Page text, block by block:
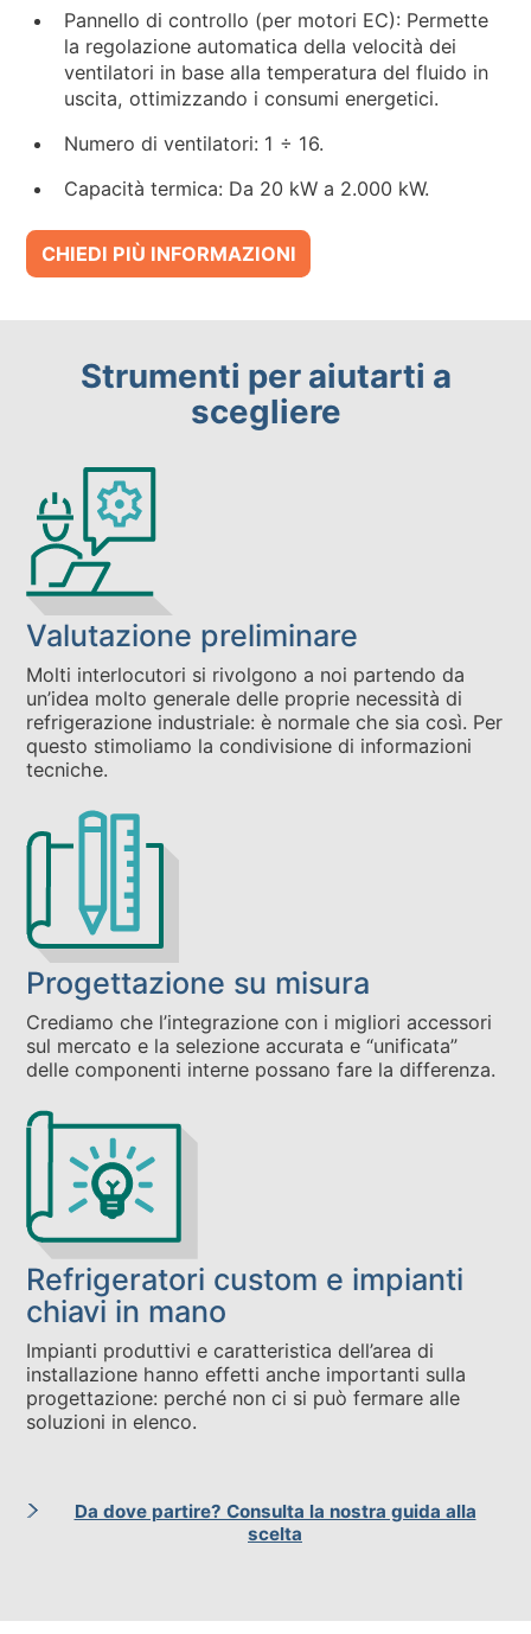
Pannello di controllo (per motori EC): Permette
la regolazione automatica della velocità dei
ventilatori in base alla temperatura del fluido in
uscita, ottimizzando i consumi energetici.
Numero di ventilatori: 1 ÷ 16.
Capacità termica: Da 20 kW a 2.000 kW.
CHIEDI PIÙ INFORMAZIONI
Strumenti per aiutarti a
scegliere
Valutazione preliminare
Molti interlocutori si rivolgono a noi partendo da
un’idea molto generale delle proprie necessità di
refrigerazione industriale: è normale che sia così. Per
questo stimoliamo la condivisione di informazioni
tecniche.
Progettazione su misura
Crediamo che l’integrazione con i migliori accessori
sul mercato e la selezione accurata e “unificata”
delle componenti interne possano fare la differenza.
Refrigeratori custom e impianti
chiavi in mano
Impianti produttivi e caratteristica dell’area di
installazione hanno effetti anche importanti sulla
progettazione: perché non ci si può fermare alle
soluzioni in elenco.
Da dove partire? Consulta la nostra guida alla
scelta